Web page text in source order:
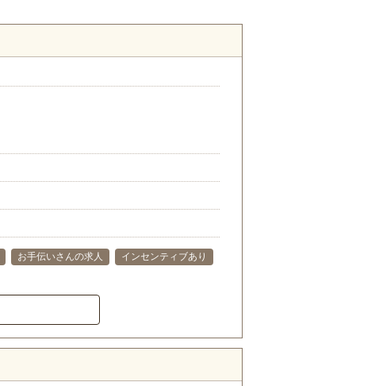
お手伝いさんの求人
インセンティブあり